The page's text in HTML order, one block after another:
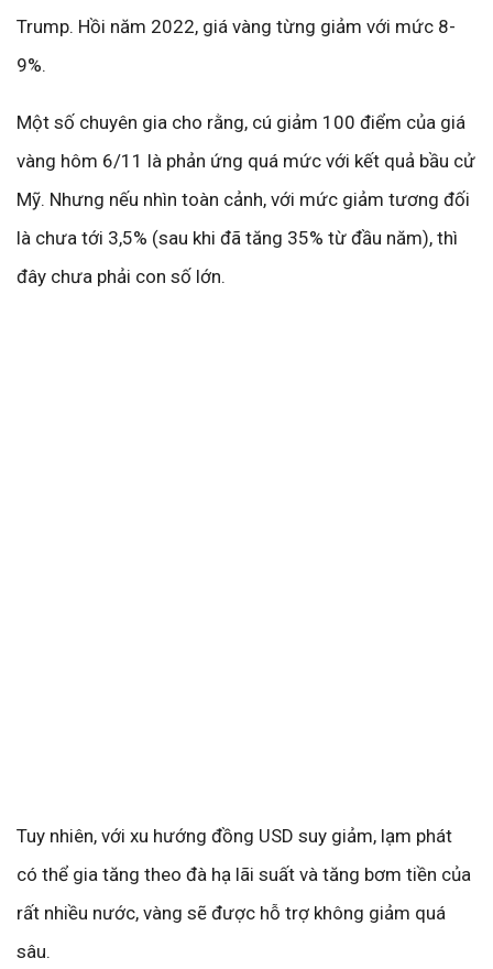
Trump. Hồi năm 2022, giá vàng từng giảm với mức 8-
9%.
Một số chuyên gia cho rằng, cú giảm 100 điểm của giá
vàng hôm 6/11 là phản ứng quá mức với kết quả bầu cử
Mỹ. Nhưng nếu nhìn toàn cảnh, với mức giảm tương đối
là chưa tới 3,5% (sau khi đã tăng 35% từ đầu năm), thì
đây chưa phải con số lớn.
Tuy nhiên, với xu hướng đồng USD suy giảm, lạm phát
có thể gia tăng theo đà hạ lãi suất và tăng bơm tiền của
rất nhiều nước, vàng sẽ được hỗ trợ không giảm quá
sâu.